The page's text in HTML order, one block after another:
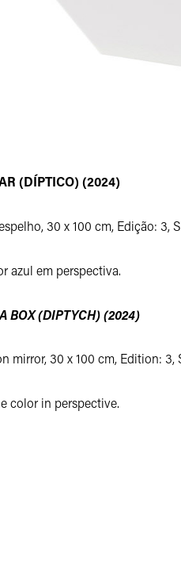
(DÍPTICO) (2024)
30 x 100 cm, Edição: 3,
azul em perspectiva.
BOX (DIPTYCH) (2024)
mirror, 30 x 100 cm, Edition: 3,
color in perspective.